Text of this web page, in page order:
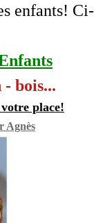
enfants! Ci-
bois...
place!
Agnès